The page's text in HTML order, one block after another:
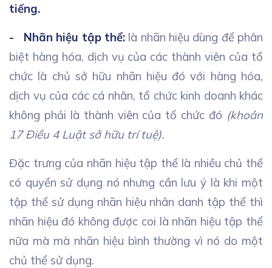
tiếng.
- Nhãn hiệu tập thể: là nhãn hiệu dùng để phân
biệt hàng hóa, dịch vụ của các thành viên của tổ
chức là chủ sở hữu nhãn hiệu đó với hàng hóa,
dịch vụ của các cá nhân, tổ chức kinh doanh khác
không phải là thành viên của tổ chức đó (khoản
17 Điều 4 Luật sở hữu trí tuệ).
Đặc trưng của nhãn hiệu tập thể là nhiều chủ thể
có quyền sử dụng nó nhưng cần lưu ý là khi một
tập thể sử dụng nhãn hiệu nhân danh tập thể thì
nhãn hiệu đó không được coi là nhãn hiệu tập thể
nữa mà mà nhãn hiệu bình thường vì nó do một
chủ thể sử dụng.